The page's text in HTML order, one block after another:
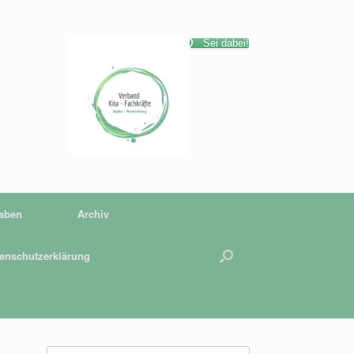
Sei dabei!
Archiv